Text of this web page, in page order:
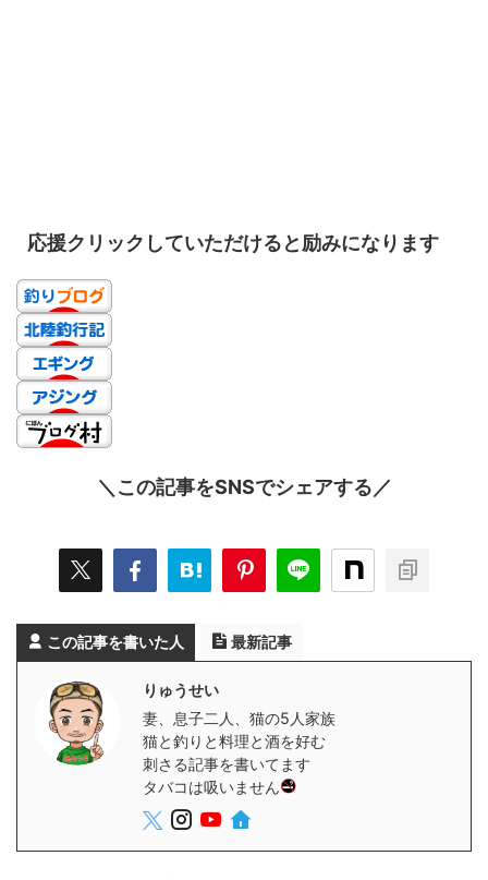
応援クリックしていただけると励みになります
＼この記事をSNSでシェアする／
この記事を書いた人 最新記事
りゅうせい
妻、息子二人、猫の5人家族
猫と釣りと料理と酒を好む
刺さる記事を書いてます
タバコは吸いません